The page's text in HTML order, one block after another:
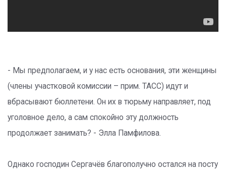
- Мы предполагаем, и у нас есть основания, эти женщины
(члены участковой комиссии – прим. ТАСС) идут и
вбрасывают бюллетени. Он их в тюрьму направляет, под
уголовное дело, а сам спокойно эту должность
продолжает занимать? - Элла Памфилова.
Однако господин Сергачёв благополучно остался на посту